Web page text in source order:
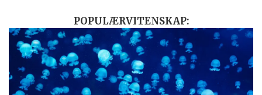
POPULÆRVITENSKAP: